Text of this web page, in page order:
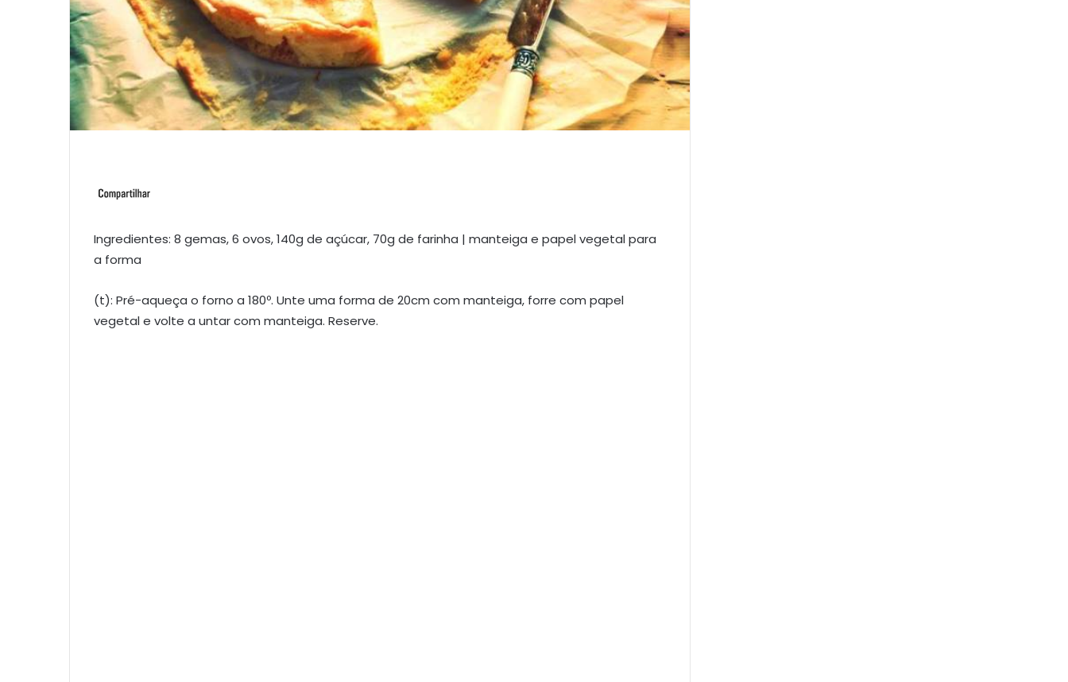
Ingredientes: 8 gemas, 6 ovos, 140g de açúcar, 70g de farinha | manteiga e papel vegetal para
a forma
(t): Pré-aqueça o forno a 180º. Unte uma forma de 20cm com manteiga, forre com papel
vegetal e volte a untar com manteiga. Reserve.